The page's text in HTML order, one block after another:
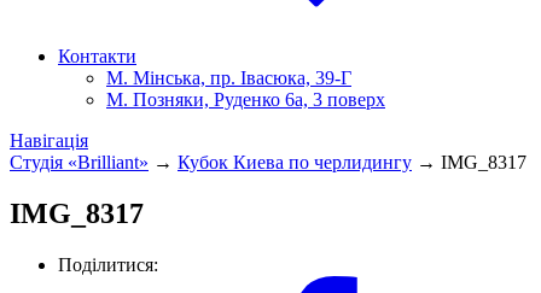
Контакти
М. Мінська, пр. Івасюка, 39-Г
М. Позняки, Руденко 6а, 3 поверх
Навігація
Студія «Brilliant» → Кубок Киева по черлидингу → IMG_8317
IMG_8317
Поділитися: